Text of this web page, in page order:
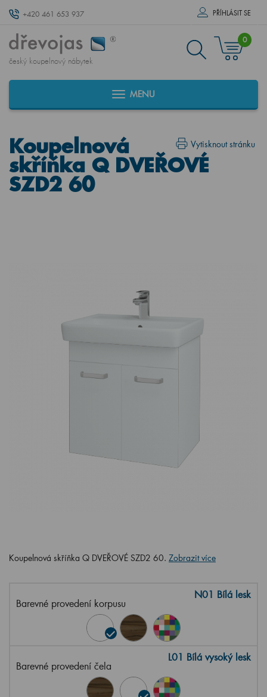
+420 461 653 937 PŘÍHLÁSIT SE
český koupelnový nábytek
0
MENU
Vytisknout stránku
Koupelnová
skříňka Q DVEŘOVÉ
SZD2 60
Koupelnová skříňka Q DVEŘOVÉ SZD2 60. Zobrazit více
Barevné provedení korpusu
N01 Bílá lesk
Barevné provedení čela
L01 Bílá vysoký lesk